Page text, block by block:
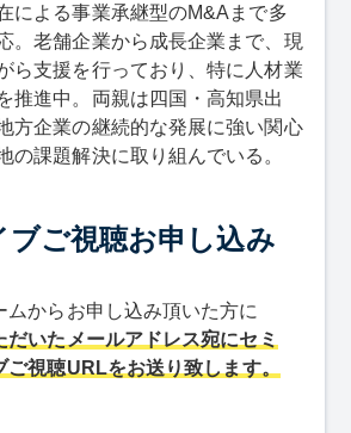
による事業承継型のM&Aまで多
。老舗企業から成長企業まで、現
ら支援を行っており、特に人材業
推進中。両親は四国・高知県出
方企業の継続的な発展に強い関心
の課題解決に取り組んでいる。
ブご視聴お申し込み
ムからお申し込み頂いた方に
だいたメールアドレス宛にセミ
ご視聴URLをお送り致します。